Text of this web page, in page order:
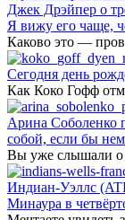
Джек Дрэйпер о
Я вижу его чаще,
Каково это —
Сегодня день
Как Коко Гофф
Арина Соболенко
собой, если бы
Вы уже слышали о
Индиан-Уэллс
Минаура в